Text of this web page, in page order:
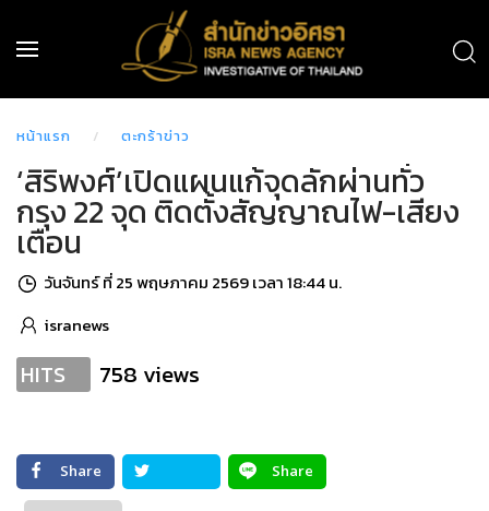
หน้าแรก ตะกร้าข่าว
‘สิริพงศ์’เปิดแผนแก้จุดลักผ่านทั่ว
กรุง 22 จุด ติดตั้งสัญญาณไฟ-เสียง
เตือน
วันจันทร์ ที่ 25 พฤษภาคม 2569 เวลา 18:44 น.
isranews
HITS 758 views
Share
Share